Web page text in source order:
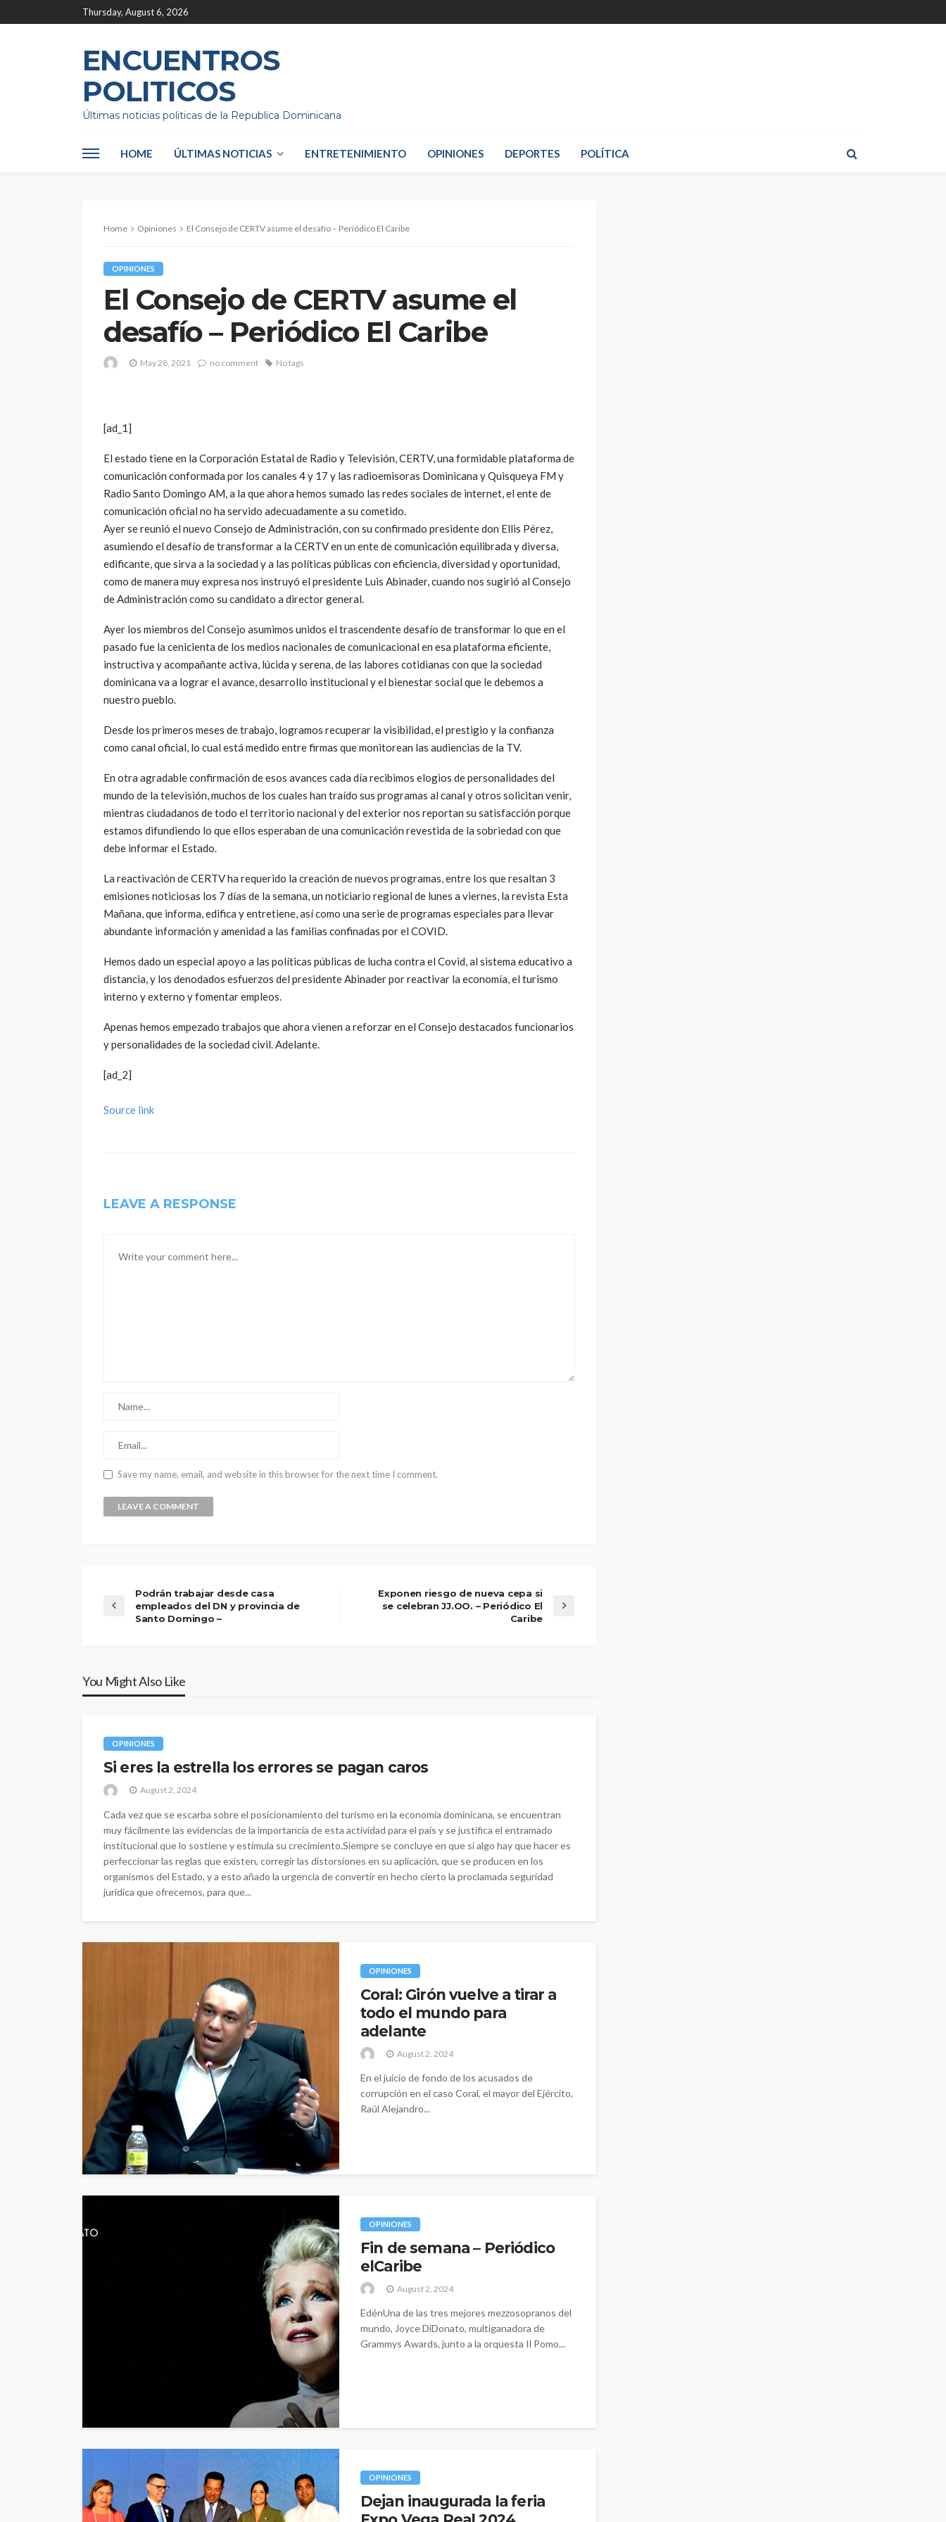
Thursday, August 6, 2026
ENCUENTROS
POLITICOS
Últimas noticias politicas de la Republica Dominicana
HOME ÚLTIMAS NOTICIAS ENTRETENIMIENTO OPINIONES DEPORTES POLÍTICA
Home Opiniones El Consejo de CERTV asume el desafío – Periódico El Caribe
OPINIONES
El Consejo de CERTV asume el
desafío – Periódico El Caribe
May 28, 2021 no comment No tags
[ad_1]
El estado tiene en la Corporación Estatal de Radio y Televisión, CERTV, una formidable plataforma de
comunicación conformada por los canales 4 y 17 y las radioemisoras Dominicana y Quisqueya FM y
Radio Santo Domingo AM, a la que ahora hemos sumado las redes sociales de internet, el ente de
comunicación oficial no ha servido adecuadamente a su cometido.
Ayer se reunió el nuevo Consejo de Administración, con su confirmado presidente don Ellis Pérez,
asumiendo el desafío de transformar a la CERTV en un ente de comunicación equilibrada y diversa,
edificante, que sirva a la sociedad y a las políticas públicas con eficiencia, diversidad y oportunidad,
como de manera muy expresa nos instruyó el presidente Luis Abinader, cuando nos sugirió al Consejo
de Administración como su candidato a director general.
Ayer los miembros del Consejo asumimos unidos el trascendente desafío de transformar lo que en el
pasado fue la cenicienta de los medios nacionales de comunicacional en esa plataforma eficiente,
instructiva y acompañante activa, lúcida y serena, de las labores cotidianas con que la sociedad
dominicana va a lograr el avance, desarrollo institucional y el bienestar social que le debemos a
nuestro pueblo.
Desde los primeros meses de trabajo, logramos recuperar la visibilidad, el prestigio y la confianza
como canal oficial, lo cual está medido entre firmas que monitorean las audiencias de la TV.
En otra agradable confirmación de esos avances cada día recibimos elogios de personalidades del
mundo de la televisión, muchos de los cuales han traído sus programas al canal y otros solicitan venir,
mientras ciudadanos de todo el territorio nacional y del exterior nos reportan su satisfacción porque
estamos difundiendo lo que ellos esperaban de una comunicación revestida de la sobriedad con que
debe informar el Estado.
La reactivación de CERTV ha requerido la creación de nuevos programas, entre los que resaltan 3
emisiones noticiosas los 7 días de la semana, un noticiario regional de lunes a viernes, la revista Esta
Mañana, que informa, edifica y entretiene, así como una serie de programas especiales para llevar
abundante información y amenidad a las familias confinadas por el COVID.
Hemos dado un especial apoyo a las políticas públicas de lucha contra el Covid, al sistema educativo a
distancia, y los denodados esfuerzos del presidente Abinader por reactivar la economía, el turismo
interno y externo y fomentar empleos.
Apenas hemos empezado trabajos que ahora vienen a reforzar en el Consejo destacados funcionarios
y personalidades de la sociedad civil. Adelante.
[ad_2]
Source link
LEAVE A RESPONSE
Save my name, email, and website in this browser for the next time I comment.
Podrán trabajar desde casa
empleados del DN y provincia de
Santo Domingo –
Exponen riesgo de nueva cepa si
se celebran JJ.OO. – Periódico El
Caribe
You Might Also Like
OPINIONES
Si eres la estrella los errores se pagan caros
August 2, 2024
Cada vez que se escarba sobre el posicionamiento del turismo en la economía dominicana, se encuentran
muy fácilmente las evidencias de la importancia de esta actividad para el país y se justifica el entramado
institucional que lo sostiene y estimula su crecimiento.Siempre se concluye en que si algo hay que hacer es
perfeccionar las reglas que existen, corregir las distorsiones en su aplicación, que se producen en los
organismos del Estado, y a esto añado la urgencia de convertir en hecho cierto la proclamada seguridad
jurídica que ofrecemos, para que...
OPINIONES
Coral: Girón vuelve a tirar a
todo el mundo para
adelante
August 2, 2024
En el juicio de fondo de los acusados de
corrupción en el caso Coral, el mayor del Ejército,
Raúl Alejandro...
OPINIONES
Fin de semana – Periódico
elCaribe
August 2, 2024
EdénUna de las tres mejores mezzosopranos del
mundo, Joyce DiDonato, multiganadora de
Grammys Awards, junto a la orquesta Il Pomo...
OPINIONES
Dejan inaugurada la feria